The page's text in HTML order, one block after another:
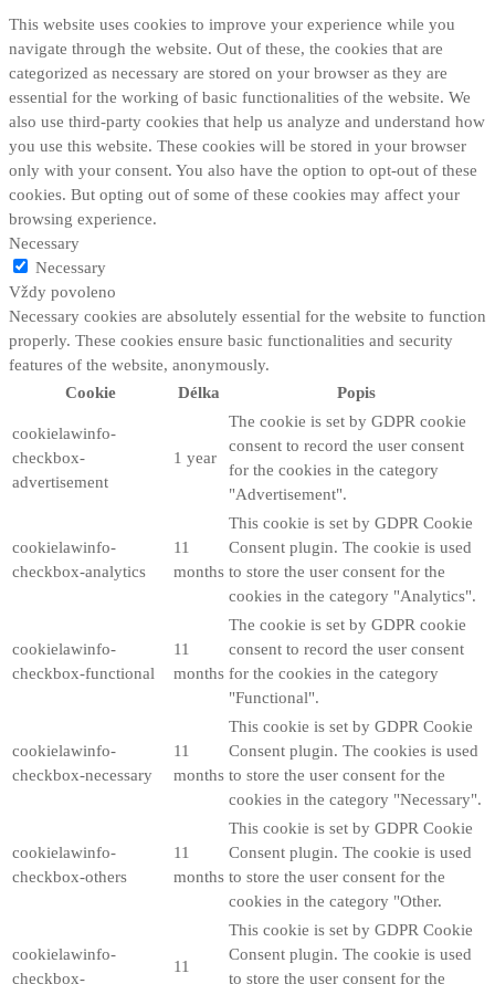
This website uses cookies to improve your experience while you
navigate through the website. Out of these, the cookies that are
categorized as necessary are stored on your browser as they are
essential for the working of basic functionalities of the website. We
also use third-party cookies that help us analyze and understand how
you use this website. These cookies will be stored in your browser
only with your consent. You also have the option to opt-out of these
cookies. But opting out of some of these cookies may affect your
browsing experience.
Necessary
Necessary
Vždy povoleno
Necessary cookies are absolutely essential for the website to function
properly. These cookies ensure basic functionalities and security
features of the website, anonymously.
Cookie
Délka Popis
cookielawinfo-
checkbox-
advertisement
1 year
The cookie is set by GDPR cookie
consent to record the user consent
for the cookies in the category
"Advertisement".
cookielawinfo-
checkbox-analytics
11
months
This cookie is set by GDPR Cookie
Consent plugin. The cookie is used
to store the user consent for the
cookies in the category "Analytics".
cookielawinfo-
checkbox-functional
11
months
The cookie is set by GDPR cookie
consent to record the user consent
for the cookies in the category
"Functional".
cookielawinfo-
checkbox-necessary
11
months
This cookie is set by GDPR Cookie
Consent plugin. The cookies is used
to store the user consent for the
cookies in the category "Necessary".
cookielawinfo-
checkbox-others
11
months
This cookie is set by GDPR Cookie
Consent plugin. The cookie is used
to store the user consent for the
cookies in the category "Other.
cookielawinfo-
checkbox-
11
This cookie is set by GDPR Cookie
Consent plugin. The cookie is used
to store the user consent for the